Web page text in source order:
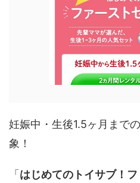
妊娠中・生後1.5ヶ月まで
象！
「 はじめてのトイサブ！